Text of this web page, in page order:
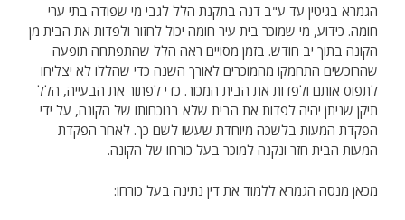
הגמרא בגיטין עד ע"ב דנה בתקנת הלל לגבי מי שפודה בתי ערי
חומה. כידוע, מי שמוכר בית עיר חומה יכול לחזור ולפדות את הבית מן
הקונה בתוך יב חודש. בזמן מסויים ראה הלל שהתפתחה תופעה
שהרוכשים התחמקו מהמוכרים לאורך השנה כדי שהללו לא יצליחו
לתפוס אותם ולפדות את הבית המכור. כדי לפתור את הבעייה, הלל
תיקן שניתן יהיה לפדות את הבית שלא בנוכחותו של הקונה, על ידי
הפקדת המעות בלשכה מיוחדת שעשו לשם כך. לאחר הפקדת
המעות הבית חזר ונקנה למוכר בעל כורחו של הקונה.
מכאן מנסה הגמרא ללמוד את דין נתינה בעל כורחו: